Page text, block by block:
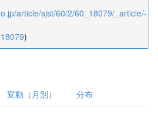
article/sjst/60/2/60_18079/_article/-
)
変動（月別） 分布